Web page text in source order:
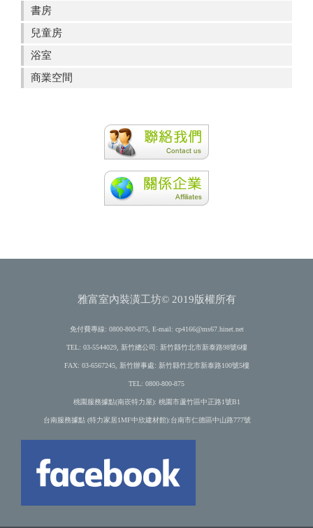
書房
兒童房
浴室
商業空間
雅富室內裝潢工坊© 2019版權所有
免付費專線: 0800-800-875, E-mail: cp4166@ms67.hinet.net
TEL: 03-5544029, 新竹總公司: 新竹縣竹北市新泰路98號6樓
FAX: 03-6567245, 新竹辦事處: 新竹縣竹北市新泰路100號5樓
TEL: 0800-800-875
桃園服務據點(南崁特力屋): 桃園市蘆竹區中正路1號B1
台南服務據點 (特力家居1MF中欣建材館):台南市仁德區中山路777號